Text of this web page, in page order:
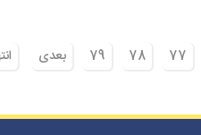
77
78
79 بعدی